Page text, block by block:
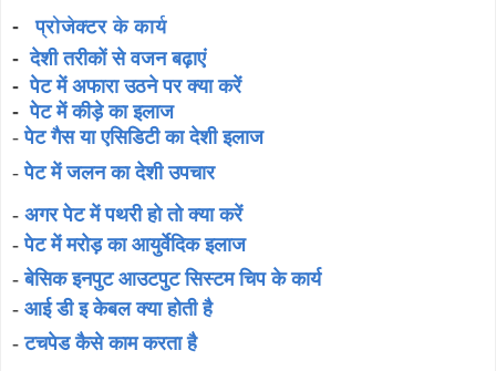
-प्रोजेक्टर के कार्य
- देशी तरीकों से वजन बढ़ाएं
- पेट में अफारा उठने पर क्या करें
- पेट में कीड़े का इलाज
-पेट गैस या एसिडिटी का देशी इलाज
-पेट में जलन का देशी उपचार
- अगर पेट में पथरी हो तो क्या करें
-पेट में मरोड़ का आयुर्वेदिक इलाज
-बेसिक इनपुट आउटपुट सिस्टम चिप के कार्य
- आई डी इ केबल क्या होती है
-टचपेड कैसे काम करता है